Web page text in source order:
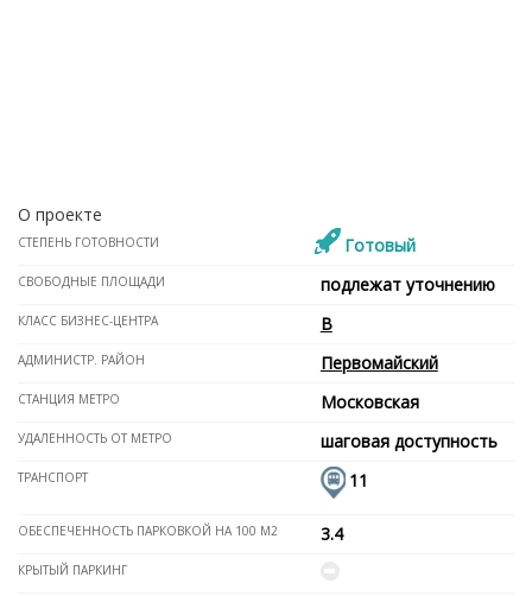
О проекте
СТЕПЕНЬ ГОТОВНОСТИ Готовый
СВОБОДНЫЕ ПЛОЩАДИ подлежат уточнению
КЛАСС БИЗНЕС-ЦЕНТРА B
АДМИНИСТР. РАЙОН Первомайский
СТАНЦИЯ МЕТРО Московская
УДАЛЕННОСТЬ ОТ МЕТРО шаговая доступность
ТРАНСПОРТ 11
ОБЕСПЕЧЕННОСТЬ ПАРКОВКОЙ НА 100 М2 3.4
КРЫТЫЙ ПАРКИНГ